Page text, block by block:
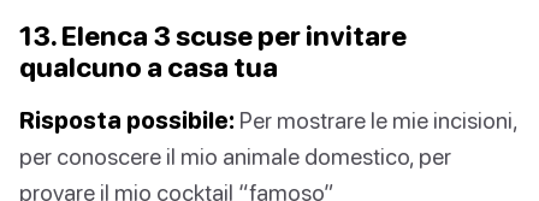
13. Elenca 3 scuse per invitare
qualcuno a casa tua
Risposta possibile: Per mostrare le mie incisioni,
per conoscere il mio animale domestico, per
provare il mio cocktail “famoso”